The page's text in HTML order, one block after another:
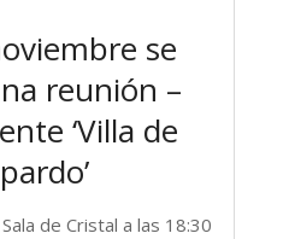
se
reunión –
‘Villa de
de Cristal a las 18:30